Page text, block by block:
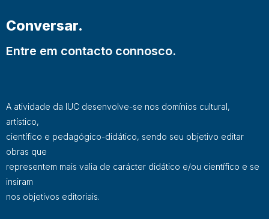
Conversar.
Entre em contacto connosco.
A atividade da IUC desenvolve-se nos domínios cultural,
artístico,
científico e pedagógico-didático, sendo seu objetivo editar
obras que
representem mais valia de carácter didático e/ou científico e se
insiram
nos objetivos editoriais.